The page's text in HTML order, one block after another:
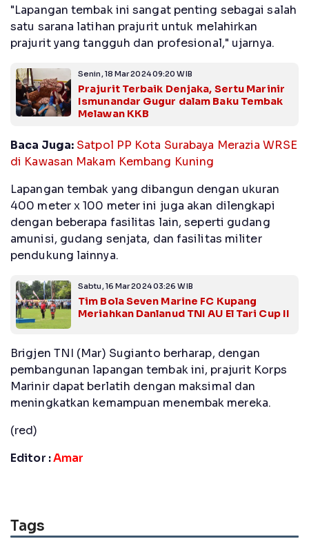
"Lapangan tembak ini sangat penting sebagai salah
satu sarana latihan prajurit untuk melahirkan
prajurit yang tangguh dan profesional," ujarnya.
Senin, 18 Mar 2024 09:20 WIB
Prajurit Terbaik Denjaka, Sertu Marinir
Ismunandar Gugur dalam Baku Tembak
Melawan KKB
Baca Juga: Satpol PP Kota Surabaya Merazia WRSE
di Kawasan Makam Kembang Kuning
Lapangan tembak yang dibangun dengan ukuran
400 meter x 100 meter ini juga akan dilengkapi
dengan beberapa fasilitas lain, seperti gudang
amunisi, gudang senjata, dan fasilitas militer
pendukung lainnya.
Sabtu, 16 Mar 2024 03:26 WIB
Tim Bola Seven Marine FC Kupang
Meriahkan Danlanud TNI AU El Tari Cup II
Brigjen TNI (Mar) Sugianto berharap, dengan
pembangunan lapangan tembak ini, prajurit Korps
Marinir dapat berlatih dengan maksimal dan
meningkatkan kemampuan menembak mereka.
(red)
Editor :Amar
Tags